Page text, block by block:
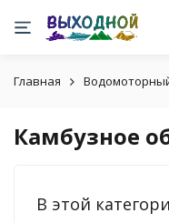
Главная
Камбузное
В этой